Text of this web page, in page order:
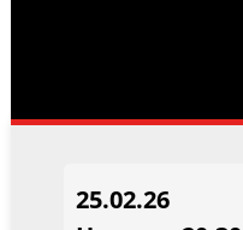
25.02.26